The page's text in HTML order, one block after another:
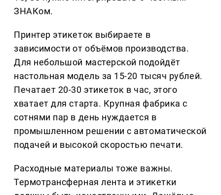
ЗНАКом.
Принтер этикеток выбираете в
зависимости от объёмов производства.
Для небольшой мастерской подойдёт
настольная модель за 15-20 тысяч рублей.
Печатает 20-30 этикеток в час, этого
хватает для старта. Крупная фабрика с
сотнями пар в день нуждается в
промышленном решении с автоматической
подачей и высокой скоростью печати.
Расходные материалы тоже важны.
Термотрансферная лента и этикетки